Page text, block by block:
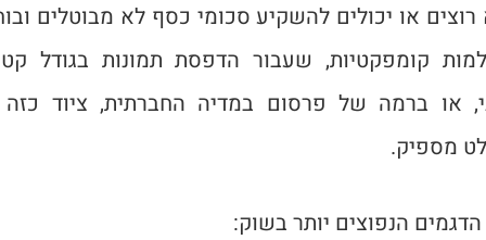
או יכולים להשקיע סכומי כסף לא מבוטלים
קומפקטיות, שעבור הדפסת תמונות בגודל
או ברמה של פרסום במדיה החברתית, ציוד
מספיק.
הנפוצים יותר בשוק: